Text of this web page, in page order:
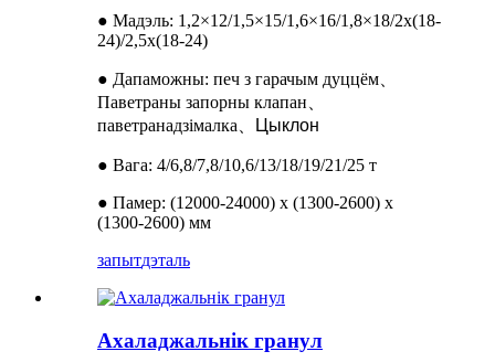
● Мадэль: 1,2×12/1,5×15/1,6×16/1,8×18/2x(18-
24)/2,5x(18-24)
● Дапаможны: печ з гарачым дуццём
Паветраны запорны клапан
паветранадзімалка
Цыклон
● Вага: 4/6,8/7,8/10,6/13/18/19/21/25 т
● Памер: (12000-24000) х (1300-2600) х
(1300-2600) мм
запытдэталь
Ахаладжальнік гранул